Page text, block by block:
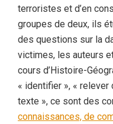
terroristes et d’en
groupes de deux, ils
des questions sur la
victimes, les auteurs
cours d’Histoire-
« identifier », «
texte », ce sont des
connaissances, de